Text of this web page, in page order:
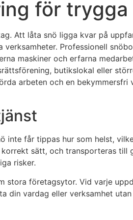
för
Att låta snö ligga kvar på
verksamheter. Professionell
maskiner och erfarna
butikslokal eller
arbeten och en bekymmersfri
inte får tippas hur som helst,
sätt, och transporteras till
risker.
stora företagsytor. Vid varje
din vardag eller verksamhet